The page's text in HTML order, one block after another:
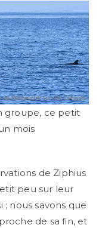
groupe, ce petit
mois
de Ziphius
peu sur leur
; nous savons que
de sa fin, et